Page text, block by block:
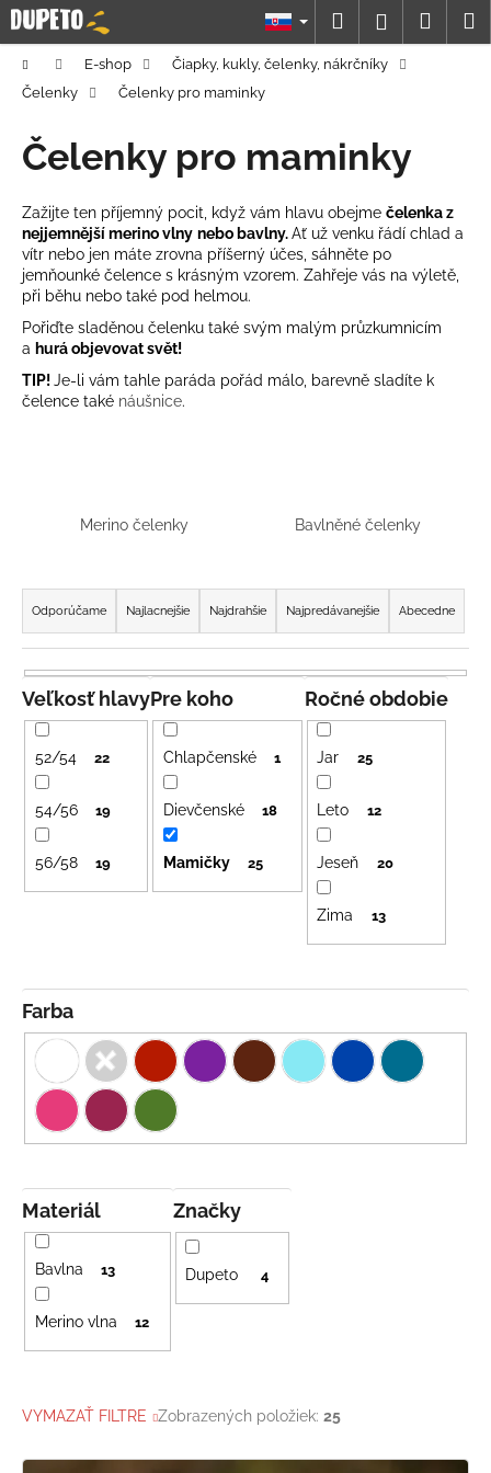
Prejsť
na
obsah
Hľadať
DomovE-shop
Čiapky, kukly, čelenky, nákrčníky
Čelenky
Čelenky pro maminky
Čelenky pro maminky
Zažijte ten příjemný pocit, když vám hlavu obejme čelenka z
nejjemnější merino vlny nebo bavlny.Ať už venku řádí chlad a
vítr nebo jen máte zrovna příšerný účes, sáhněte po
jemňounké čelence s krásným vzorem. Zahřeje vás na výletě,
při běhu nebo také pod helmou.
Pořiďte sladěnou čelenku také svým malým průzkumnicím
a hurá objevovat svět!
TIP!Je-li vám tahle paráda pořád málo, barevně sladíte k
čelence také náušnice.
Merino čelenky Bavlněné čelenky
R
a
d
e
n
i
e
p
o
d
u
o
v
Odporúčame Najlacnejšie Najdrahšie Najpredávanejšie Abecedne
Značky
Dupeto 4
Farba
Materiál
Bavlna 13
Merino vlna 12
Pre koho
Chlapčenské 1
Dievčenské 18
Mamičky 25
Ročné obdobie
Jar 25
Leto 12
Jeseň 20
Zima 13
Veľkosť hlavy
52/54 22
54/56 19
56/58 19
VYMAZAŤ FILTRE Zobrazených položiek: 25
K
o
o
p
o
t
r
e
b
u
j
e
?
O
d
p
č
a
m
LETNÉ
NOHAVICE
€29